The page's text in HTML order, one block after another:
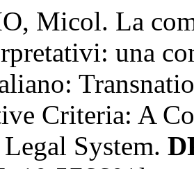
Micol. La
una
Criteria: A
System.